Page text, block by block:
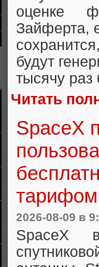
оценке
Зайферта,
будут
тысячу
Читать
SpaceX
2026-08-09 в
SpaceX